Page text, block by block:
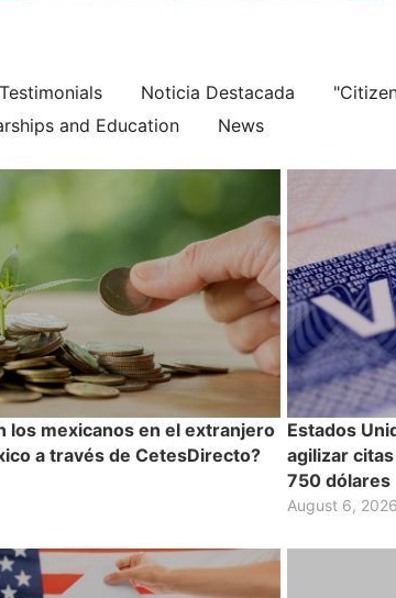
Testimonials Noticia Destacada
and Education
News
los mexicanos en el extranjero
a través de CetesDirecto?
Estados
agilizar
750 dólares
August 6, 2026